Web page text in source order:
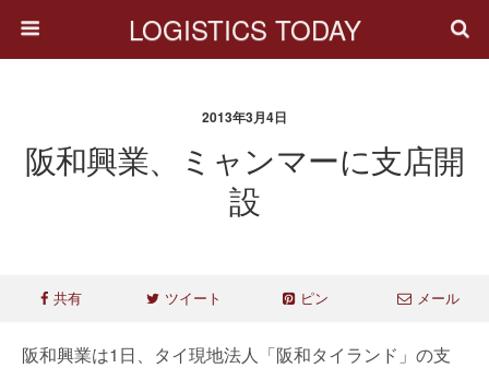
LOGISTICS TODAY
2013年3月4日
阪和興業、ミャンマーに支店開
設
共有 ツイート ピン メール
阪和興業は1日、タイ現地法人「阪和タイランド」の支